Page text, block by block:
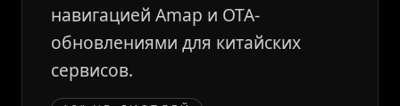
навигацией Amap и OTA-
обновлениями для китайских
сервисов.